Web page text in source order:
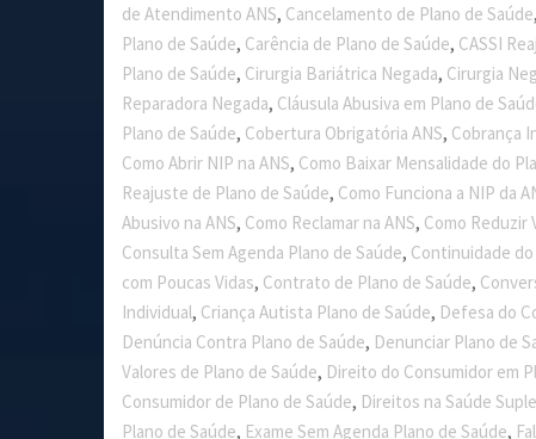
de Atendimento ANS, Cancelamento de Plano de Saúde,
Plano de Saúde, Carência de Plano de Saúde, CASSI
Plano de Saúde, Cirurgia Bariátrica Negada, Cirurgia
Reparadora Negada, Cláusula Abusiva em Plano de
Plano de Saúde, Cobertura Obrigatória ANS, Cobrança
Como Abrir NIP na ANS, Como Baixar Mensalidade do
Reajuste de Plano de Saúde, Como Funciona a NIP da
Abusivo na ANS, Como Reclamar na ANS, Como Reduzir
Consulta Sem Agenda Plano de Saúde, Continuidade
com Poucas Vidas, Contrato de Plano de Saúde,
Individual, Criança Autista Plano de Saúde, Defesa do
Denúncia Contra Plano de Saúde, Denunciar Plano de
Valores de Plano de Saúde, Direito do Consumidor em
Consumidor de Plano de Saúde, Direitos na Saúde
Plano de Saúde, Exame Sem Agenda Plano de Saúde,